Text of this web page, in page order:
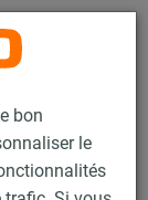
bon
le